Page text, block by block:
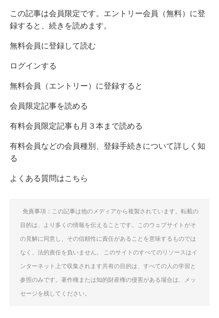
この記事は会員限定です。エントリー会員（無料）に登
録すると、続きを読めます。
無料会員に登録して読む
ログインする
無料会員（エントリー）に登録すると
会員限定記事を読める
有料会員限定記事も月３本まで読める
有料会員などの会員種別、登録手続きについて詳しく知
る
よくある質問はこちら
免責事項：この記事は他のメディアから複製されています。転載の
目的は、より多くの情報を伝えることです。このウェブサイトがそ
の見解に同意し、その信頼性に責任があることを意味するものでは
なく、法的責任を負いません。 このサイトのすべてのリソースはイ
ンターネット上で収集されます共有の目的は、すべての人の学習と
参照のみです。著作権または知的財産権の侵害がある場合は、メッ
セージを残してください。